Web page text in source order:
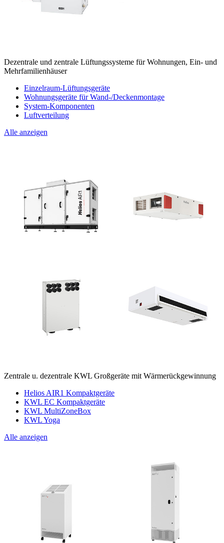
Dezentrale und zentrale Lüftungssysteme für Wohnungen, Ein- und
Mehrfamilienhäuser
Einzelraum-Lüftungsgeräte
Wohnungsgeräte für Wand-/Deckenmontage
System-Komponenten
Luftverteilung
Alle anzeigen
Zentrale u. dezentrale KWL Großgeräte mit Wärmerückgewinnung
Helios AIR1 Kompaktgeräte
KWL EC Kompaktgeräte
KWL MultiZoneBox
KWL Yoga
Alle anzeigen